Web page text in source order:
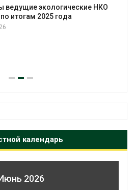
воды
Авг 6, 2026
календарь
2026